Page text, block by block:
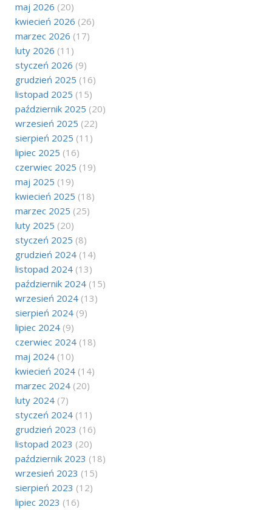
maj 2026 (20)
kwiecień 2026 (26)
marzec 2026 (17)
luty 2026 (11)
styczeń 2026 (9)
grudzień 2025 (16)
listopad 2025 (15)
październik 2025 (20)
wrzesień 2025 (22)
sierpień 2025 (11)
lipiec 2025 (16)
czerwiec 2025 (19)
maj 2025 (19)
kwiecień 2025 (18)
marzec 2025 (25)
luty 2025 (20)
styczeń 2025 (8)
grudzień 2024 (14)
listopad 2024 (13)
październik 2024 (15)
wrzesień 2024 (13)
sierpień 2024 (9)
lipiec 2024 (9)
czerwiec 2024 (18)
maj 2024 (10)
kwiecień 2024 (14)
marzec 2024 (20)
luty 2024 (7)
styczeń 2024 (11)
grudzień 2023 (16)
listopad 2023 (20)
październik 2023 (18)
wrzesień 2023 (15)
sierpień 2023 (12)
lipiec 2023 (16)